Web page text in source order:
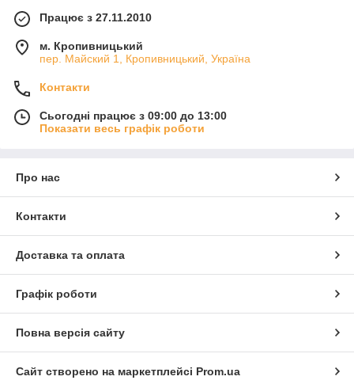
Працює з 27.11.2010
м. Кропивницький
пер. Майский 1, Кропивницький, Україна
Контакти
Сьогодні працює з 09:00 до 13:00
Показати весь графік роботи
Про нас
Контакти
Доставка та оплата
Графік роботи
Повна версія сайту
Сайт створено на маркетплейсі Prom.ua